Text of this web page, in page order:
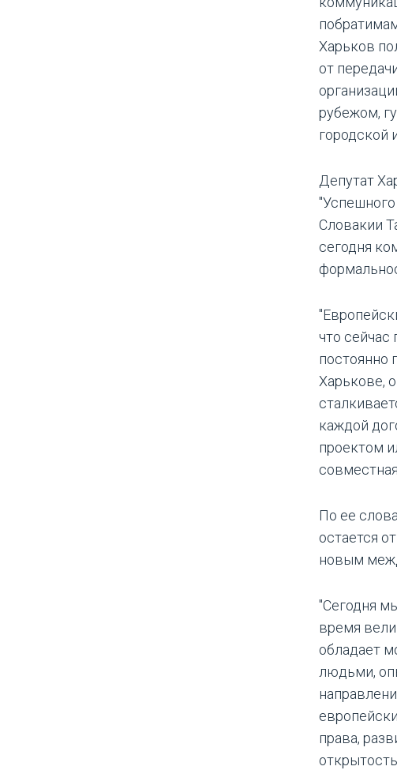
Харьков
от
рубежом,
городской
Депутат
Словакии
сегодня
что сейчас
постоянно
Харькове,
каждой
проектом
По ее
остается
новым
"Сегодня
время
обладает
людьми,
права,